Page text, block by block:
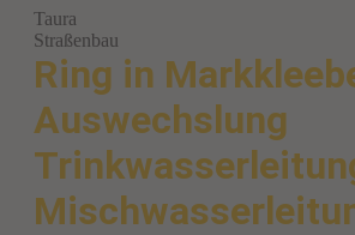
Taura
Straßenbau
Ring in
Auswechslung